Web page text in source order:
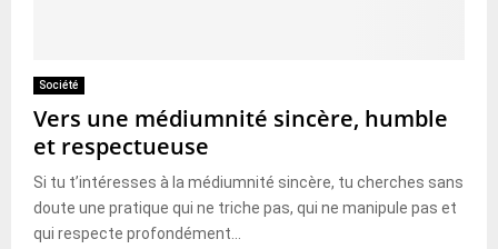
Société
Vers une médiumnité sincère, humble
et respectueuse
Si tu t’intéresses à la médiumnité sincère, tu cherches sans
doute une pratique qui ne triche pas, qui ne manipule pas et
qui respecte profondément...